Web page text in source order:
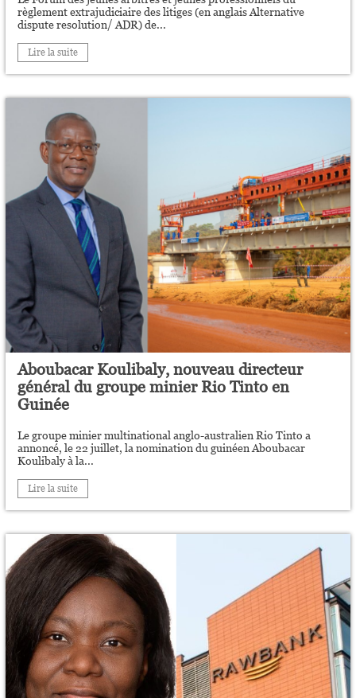
règlement extrajudiciaire des litiges (en anglais Alternative
dispute resolution/ ADR) de...
Lire la suite
Aboubacar Koulibaly, nouveau directeur
général du groupe minier Rio Tinto en
Guinée
Le groupe minier multinational anglo-australien Rio Tinto a
annoncé, le 22 juillet, la nomination du guinéen Aboubacar
Koulibaly à la...
Lire la suite